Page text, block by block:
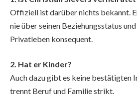
Offiziell ist darüber nichts bekannt.
nie über seinen Beziehungsstatus
Privatleben konsequent.
2. Hat er Kinder?
Auch dazu gibt es keine bestätigten
trennt Beruf und Familie strikt.